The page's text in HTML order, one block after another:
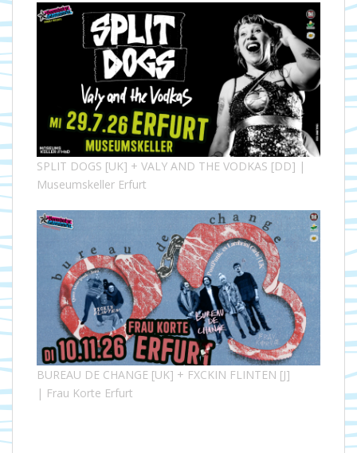
SPLIT DOGS [UK] + VALY AND THE VODKAS [DD] |
Museumskeller Erfurt
BUREAU DE CHANGE [UK] + FXCKIN FLINTEN [J]
| Frau Korte Erfurt